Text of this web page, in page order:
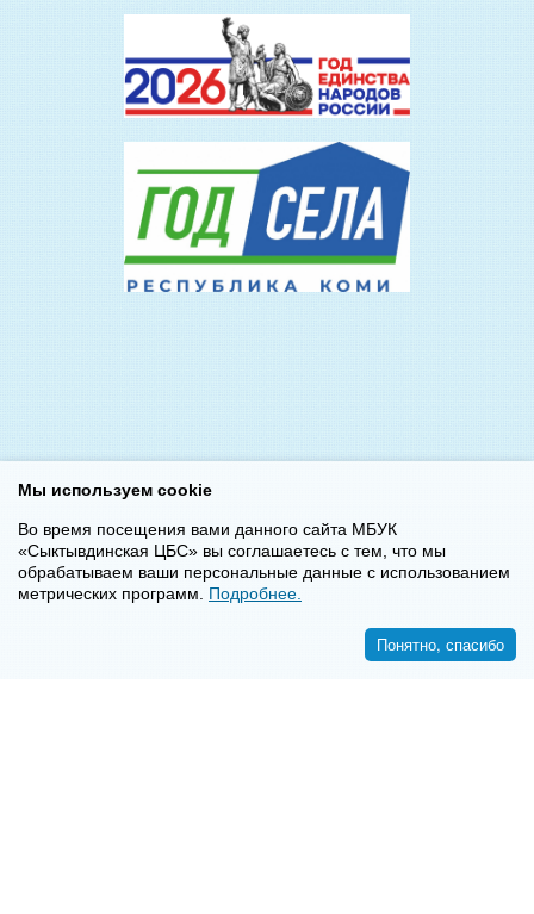
Мы используем cookie
Во время посещения вами данного сайта МБУК
«Сыктывдинская ЦБС» вы соглашаетесь с тем, что мы
обрабатываем ваши персональные данные с использованием
метрических программ. Подробнее.
Понятно, спасибо